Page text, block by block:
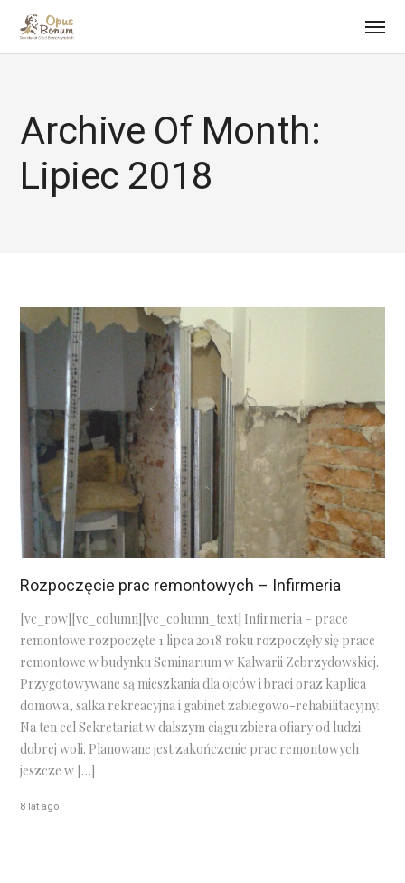
Archive Of Month:
Lipiec 2018
Rozpoczęcie prac remontowych – Infirmeria
[vc_row][vc_column][vc_column_text] Infirmeria – prace
remontowe rozpoczęte 1 lipca 2018 roku rozpoczęły się prace
remontowe w budynku Seminarium w Kalwarii Zebrzydowskiej.
Przygotowywane są mieszkania dla ojców i braci oraz kaplica
domowa, salka rekreacyjna i gabinet zabiegowo-rehabilitacyjny.
Na ten cel Sekretariat w dalszym ciągu zbiera ofiary od ludzi
dobrej woli. Planowane jest zakończenie prac remontowych
jeszcze w […]
8 lat ago